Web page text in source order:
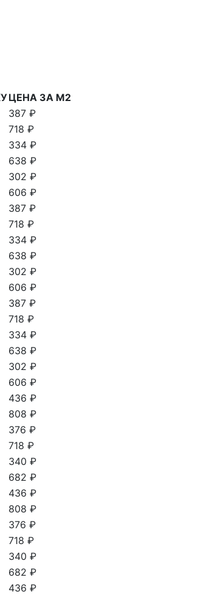
ЦЕНА ЗА М2
387 ₽
718 ₽
334 ₽
638 ₽
302 ₽
606 ₽
387 ₽
718 ₽
334 ₽
638 ₽
302 ₽
606 ₽
387 ₽
718 ₽
334 ₽
638 ₽
302 ₽
606 ₽
436 ₽
808 ₽
376 ₽
718 ₽
340 ₽
682 ₽
436 ₽
808 ₽
376 ₽
718 ₽
340 ₽
682 ₽
436 ₽